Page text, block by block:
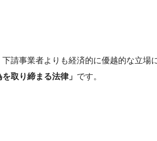
下請事業者よりも経済的に優越的な立場
取り締まる法律」 です。